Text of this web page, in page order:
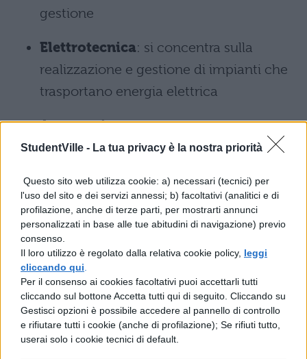
StudentVille - La tua privacy è la nostra priorità
Questo sito web utilizza cookie: a) necessari (tecnici) per
l'uso del sito e dei servizi annessi; b) facoltativi (analitici e di
profilazione, anche di terze parti, per mostrarti annunci
personalizzati in base alle tue abitudini di navigazione) previo
consenso.
Il loro utilizzo è regolato dalla relativa cookie policy, leggi
cliccando qui
Per il consenso ai cookies facoltativi puoi accettarli tutti
cliccando sul bottone Accetta tutti qui di seguito. Cliccando su
Gestisci opzioni è possibile accedere al pannello di controllo
e rifiutare tutti i cookie (anche di profilazione); Se rifiuti tutto,
userai solo i cookie tecnici di default.
gestione
Elettrotecnica: si concentra sulla
realizzazione e gestione di impianti che
trasportano energia elettrica
Automazione:si focalizza sulla
realizzazione e gestione di sistemi di
processi
ORIENTAMENTO TERZA MEDIA. LE
MATERIE DELL’ISTITUTO TECNICO
INDIRIZZO ELETTRONICA ED
ELETTROTECNICA
Ecco un quadro esemplificativo con le
materie caratterizzanti il corso: